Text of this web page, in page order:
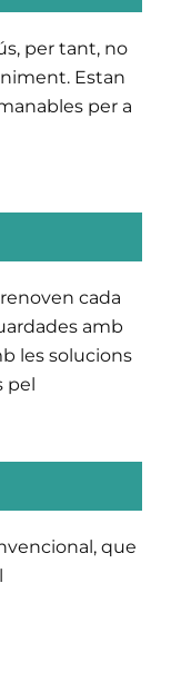
per tant, no
Estan
per a
cada
amb
les solucions
que